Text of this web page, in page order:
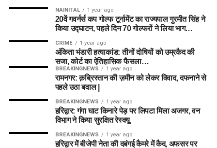
10. अक्सर पूछे जाने वाले प्रश्न (FAQs)
प्रश्न 1: ML-W vs TRT-W Match 25
कब और कहां खेला जाएगा?
यह मैच 8 अगस्त 2026 को दोपहर 03:30 बजे (IST) केनिंगटन
ओवल, लंदन में खेला जाएगा।
प्रश्न 2: आज के मैच में Dream11 कप्तान
Usman Tariq
Brydon Carse
Best Captain and Vice Captain
Choices
कप्तान (Captain)
Mitchell Marsh
मार्श शानदार ऑलराउंडर हैं और बल्ले व गेंद दोनों से अंक दिला सकते हैं।
NAINITAL 1 year ago
20वें गवर्नर्स कप गोल्फ टूर्नामेंट का राज्यपाल गुरमीत सिंह ने
किया उद्घाटन, पहले दिन 70 गोल्फरों ने लिया भाग…
CRIME 1 year ago
अंकिता भंडारी हत्याकांड: तीनों दोषियों को उम्रकैद की
सजा, कोर्ट का ऐतिहासिक फैसला…
BREAKINGNEWS 1 year ago
रामनगर: क़ब्रिस्तान की ज़मीन को लेकर विवाद, दफनाने से
पहले उठा बवाल |
BREAKINGNEWS 1 year ago
हरिद्वार: गंगा घाट किनारे पेड़ पर लिपटा मिला अजगर, वन
विभाग ने किया सुरक्षित रेस्क्यू
BREAKINGNEWS 1 year ago
हरिद्वार में बीजेपी नेता की दबंगई कैमरे में कैद, अफसर पर